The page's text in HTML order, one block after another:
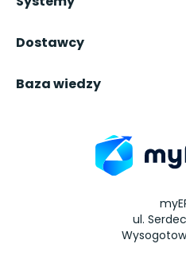
ul.
Dostawcy
Baza wiedzy